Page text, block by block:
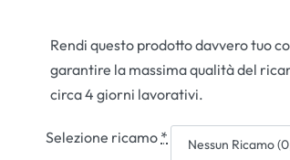
Rendi questo prodotto davvero tuo
garantire la massima qualità del
circa 4 giorni lavorativi.
Selezione ricamo *